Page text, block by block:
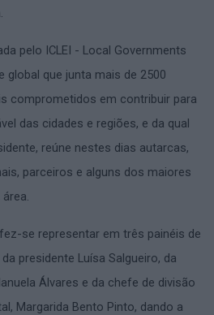
pelo ICLEI - Local Governments
global que junta mais de 2500
comprometidos em contribuir para
das cidades e regiões, e da qual
reúne nestes dias autarcas,
parceiros e alguns dos maiores
se representar em três painéis de
presidente Luísa Salgueiro, da
Álvares e da chefe de divisão
Margarida Bento Pinto, dando a